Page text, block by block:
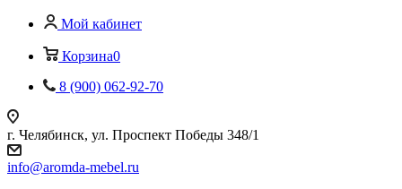
Мой кабинет
Корзина0
8 (900) 062-92-70
г. Челябинск, ул. Проспект Победы 348/1
info@aromda-mebel.ru